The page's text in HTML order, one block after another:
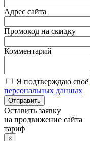
Адрес сайта
Промокод на скидку
Комментарий
Я подтверждаю своё
персональных данных
Отправить
Оставить заявку
на продвижение сайта
тариф
×